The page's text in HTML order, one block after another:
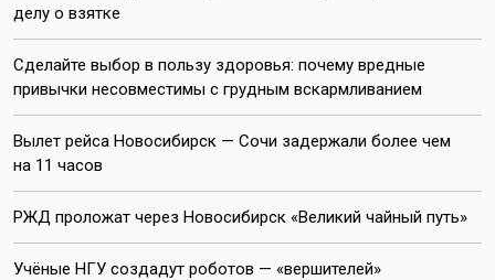
делу о взятке
Сделайте выбор в пользу здоровья: почему вредные
привычки несовместимы с грудным вскармливанием
Вылет рейса Новосибирск — Сочи задержали более чем
на 11 часов
РЖД проложат через Новосибирск «Великий чайный путь»
Учёные НГУ создадут роботов — «вершителей»